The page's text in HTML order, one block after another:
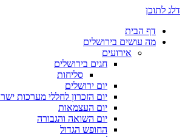
דלג לתוכן
דף הבית
מה עושים בירושלים
אירועים
חגים בירושלים
סליחות
יום ירושלים
יום הזכרון לחללי מערכות
יום העצמאות
יום השואה והגבורה
החופש הגדול